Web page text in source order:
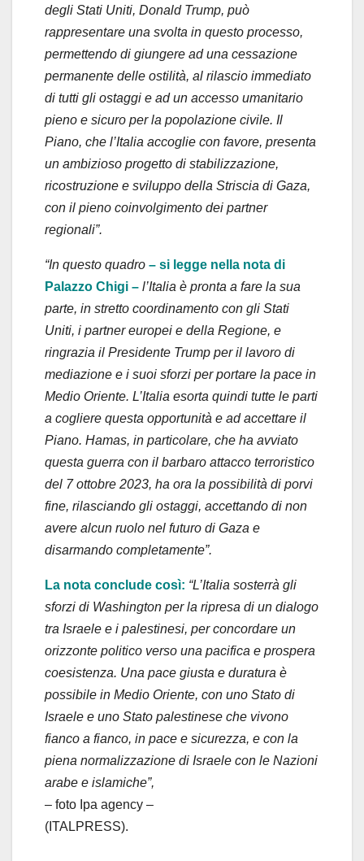
degli Stati Uniti, Donald Trump, può
rappresentare una svolta in questo processo,
permettendo di giungere ad una cessazione
permanente delle ostilità, al rilascio immediato
di tutti gli ostaggi e ad un accesso umanitario
pieno e sicuro per la popolazione civile. Il
Piano, che l’Italia accoglie con favore, presenta
un ambizioso progetto di stabilizzazione,
ricostruzione e sviluppo della Striscia di Gaza,
con il pieno coinvolgimento dei partner
regionali”.
“In questo quadro – si legge nella nota di
Palazzo Chigi – l’Italia è pronta a fare la sua
parte, in stretto coordinamento con gli Stati
Uniti, i partner europei e della Regione, e
ringrazia il Presidente Trump per il lavoro di
mediazione e i suoi sforzi per portare la pace in
Medio Oriente. L’Italia esorta quindi tutte le parti
a cogliere questa opportunità e ad accettare il
Piano. Hamas, in particolare, che ha avviato
questa guerra con il barbaro attacco terroristico
del 7 ottobre 2023, ha ora la possibilità di porvi
fine, rilasciando gli ostaggi, accettando di non
avere alcun ruolo nel futuro di Gaza e
disarmando completamente”.
La nota conclude così: “L’Italia sosterrà gli
sforzi di Washington per la ripresa di un dialogo
tra Israele e i palestinesi, per concordare un
orizzonte politico verso una pacifica e prospera
coesistenza. Una pace giusta e duratura è
possibile in Medio Oriente, con uno Stato di
Israele e uno Stato palestinese che vivono
fianco a fianco, in pace e sicurezza, e con la
piena normalizzazione di Israele con le Nazioni
arabe e islamiche”,
– foto Ipa agency –
(ITALPRESS).